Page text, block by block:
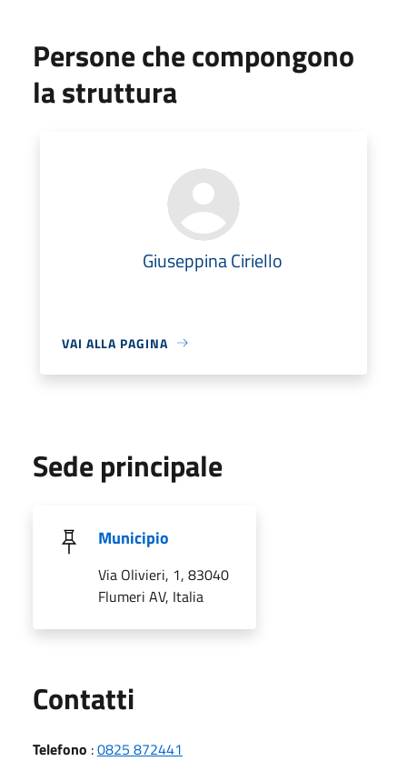
Persone che compongono
la struttura
Giuseppina Ciriello
VAI ALLA PAGINA
Sede principale
Municipio
Via Olivieri, 1, 83040
Flumeri AV, Italia
Contatti
Telefono :0825 872441